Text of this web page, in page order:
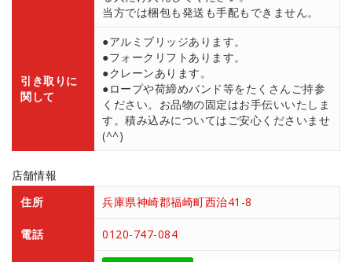
当方では梱包も発送も手配もできません。
引き取りに
関して
●アルミブリッジあります。
●フォークリフトあります。
●クレーンあります。
●ロープや荷締めバンド等をたくさんご持参
ください。お品物の固定はお手伝いいたしま
す。積み込みについてはご安心くださいませ
(^^)
店舗情報
住所
兵庫県神崎郡福崎町西治41-8
電話 0120-747-084